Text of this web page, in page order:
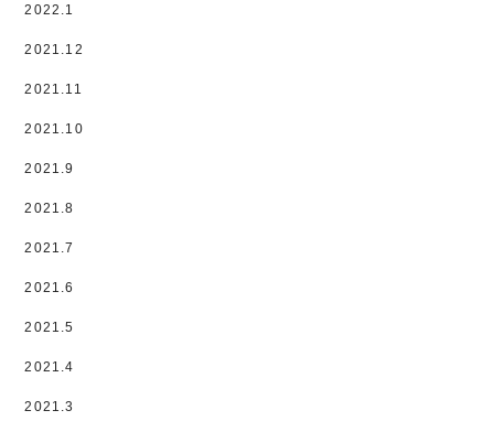
2022.1
2021.12
2021.11
2021.10
2021.9
2021.8
2021.7
2021.6
2021.5
2021.4
2021.3